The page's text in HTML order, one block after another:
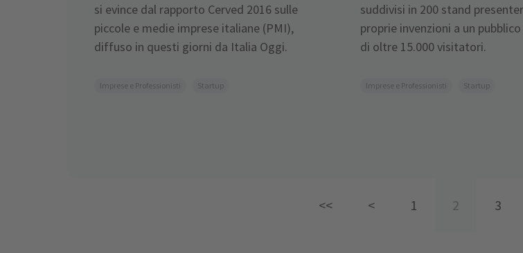
si evince dal rapporto Cerved 2016 sulle
piccole e medie imprese italiane (PMI),
diffuso in questi giorni da Italia Oggi.
Imprese e Professionisti Startup
suddivisi in 200 stand
proprie invenzioni a un
di oltre 15.000 visitatori.
Imprese e Professionisti Startup
<< < 1 2 3